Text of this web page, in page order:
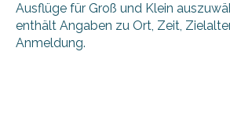
Ausflüge für Groß und Klein
enthält Angaben zu Ort, Zeit,
Anmeldung.